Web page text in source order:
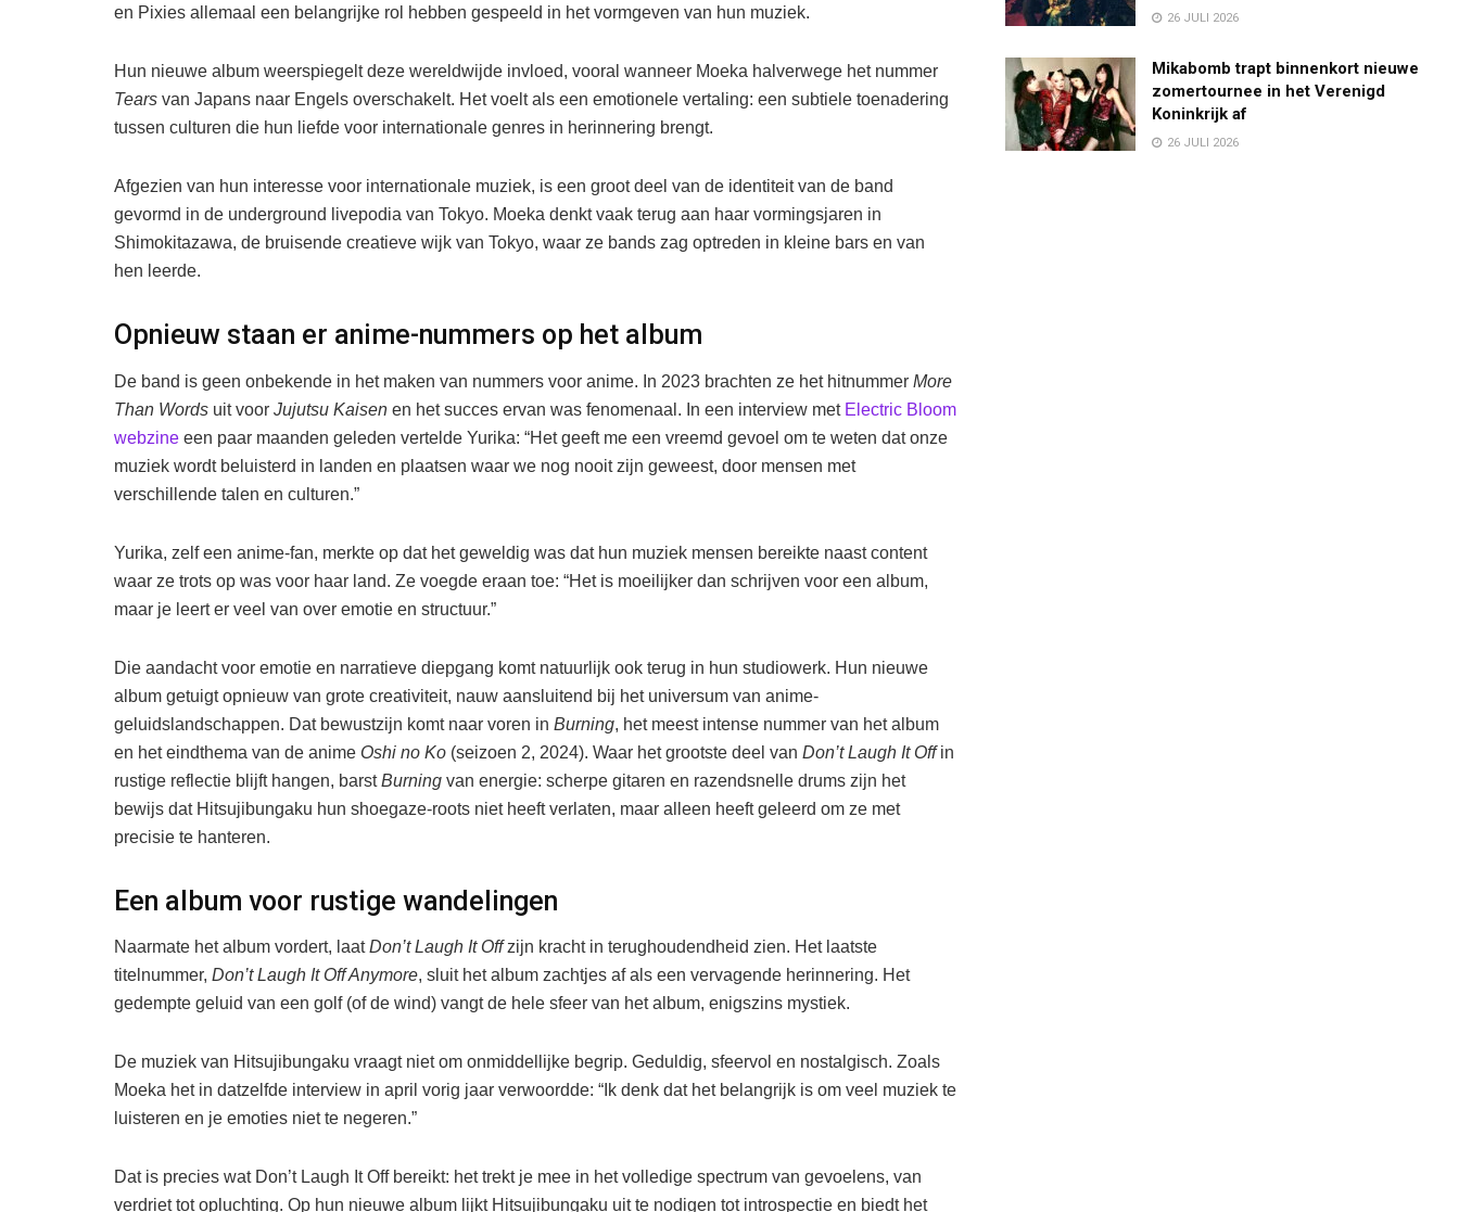
en Pixies allemaal een belangrijke rol hebben gespeeld in het vormgeven van hun muziek.
Hun nieuwe album weerspiegelt deze wereldwijde invloed, vooral wanneer Moeka halverwege het nummer
Tears van Japans naar Engels overschakelt. Het voelt als een emotionele vertaling: een subtiele toenadering
tussen culturen die hun liefde voor internationale genres in herinnering brengt.
Afgezien van hun interesse voor internationale muziek, is een groot deel van de identiteit van de band
gevormd in de underground livepodia van Tokyo. Moeka denkt vaak terug aan haar vormingsjaren in
Shimokitazawa, de bruisende creatieve wijk van Tokyo, waar ze bands zag optreden in kleine bars en van
hen leerde.
Opnieuw staan er anime-nummers op het album
De band is geen onbekende in het maken van nummers voor anime. In 2023 brachten ze het hitnummer More
Than Words uit voor Jujutsu Kaisen en het succes ervan was fenomenaal. In een interview met Electric Bloom
webzine een paar maanden geleden vertelde Yurika: “Het geeft me een vreemd gevoel om te weten dat onze
muziek wordt beluisterd in landen en plaatsen waar we nog nooit zijn geweest, door mensen met
verschillende talen en culturen.”
Yurika, zelf een anime-fan, merkte op dat het geweldig was dat hun muziek mensen bereikte naast content
waar ze trots op was voor haar land. Ze voegde eraan toe: “Het is moeilijker dan schrijven voor een album,
maar je leert er veel van over emotie en structuur.”
Die aandacht voor emotie en narratieve diepgang komt natuurlijk ook terug in hun studiowerk. Hun nieuwe
album getuigt opnieuw van grote creativiteit, nauw aansluitend bij het universum van anime-
geluidslandschappen. Dat bewustzijn komt naar voren in Burning, het meest intense nummer van het album
en het eindthema van de anime Oshi no Ko (seizoen 2, 2024). Waar het grootste deel van Don’t Laugh It Offin
rustige reflectie blijft hangen, barstBurning van energie: scherpe gitaren en razendsnelle drums zijn het
bewijs dat Hitsujibungaku hun shoegaze-roots niet heeft verlaten, maar alleen heeft geleerd om ze met
precisie te hanteren.
Een album voor rustige wandelingen
Naarmate het album vordert, laatDon’t Laugh It Offzijn kracht in terughoudendheid zien. Het laatste
titelnummer, Don’t Laugh It Off Anymore, sluit het album zachtjes af als een vervagende herinnering. Het
gedempte geluid van een golf (of de wind) vangt de hele sfeer van het album, enigszins mystiek.
De muziek van Hitsujibungaku vraagt niet om onmiddellijke begrip. Geduldig, sfeervol en nostalgisch. Zoals
Moeka het in datzelfde interview in april vorig jaar verwoordde: “Ik denk dat het belangrijk is om veel muziek te
luisteren en je emoties niet te negeren.”
Dat is precies wat Don’t Laugh It Off bereikt: het trekt je mee in het volledige spectrum van gevoelens, van
verdriet tot opluchting. Op hun nieuwe album lijkt Hitsujibungaku uit te nodigen tot introspectie en biedt het
26 JULI 2026
Mikabomb trapt binnenkort nieuwe
zomertournee in het Verenigd
Koninkrijk af
26 JULI 2026